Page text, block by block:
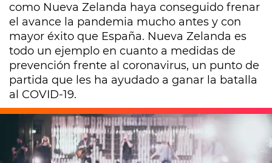
como Nueva Zelanda haya conseguido frenar
el avance la pandemia mucho antes y con
mayor éxito que España. Nueva Zelanda es
todo un ejemplo en cuanto a medidas de
prevención frente al coronavirus, un punto de
partida que les ha ayudado a ganar la batalla
al COVID-19.